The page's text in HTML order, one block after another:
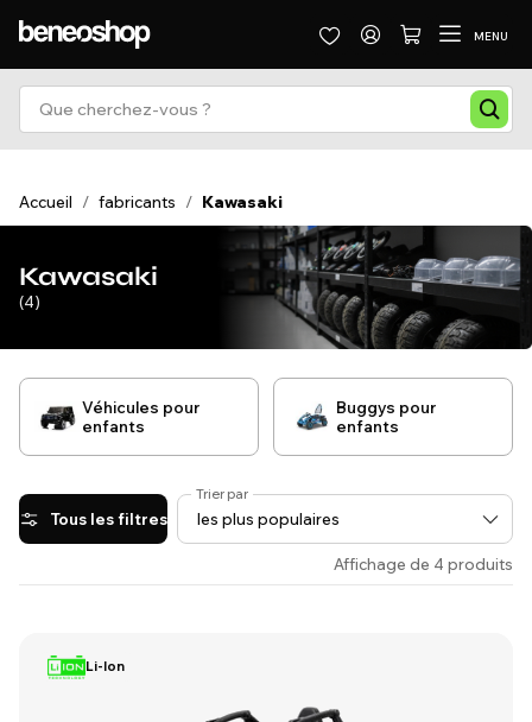
MENU
Accueil / fabricants / Kawasaki
Kawasaki
(4)
Véhicules pour
enfants
Buggys pour
enfants
Tous les filtres
Trier par
Affichage de 4 produits
Li-Ion